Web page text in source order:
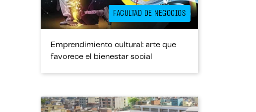
FACULTAD DE NEGOCIOS
Emprendimiento cultural: arte que
favorece el bienestar social